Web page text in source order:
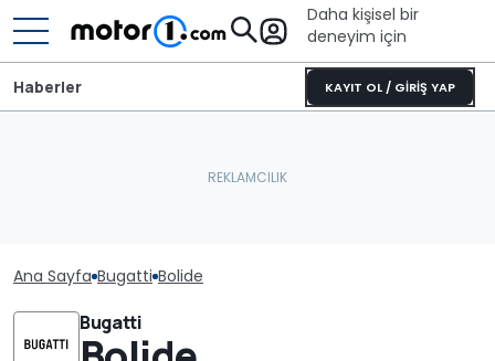
Daha kişisel bir
deneyim için
KAYIT OL / GİRİŞ YAP
Haberler
Ana Sayfa Bugatti Bolide
Bugatti